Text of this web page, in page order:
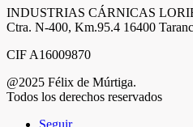
INDUSTRIAS CÁRNICAS
Ctra. N-400, Km.95.4 16400
CIF A16009870
@2025 Félix de Múrtiga.
Todos los derechos reservados
Seguir